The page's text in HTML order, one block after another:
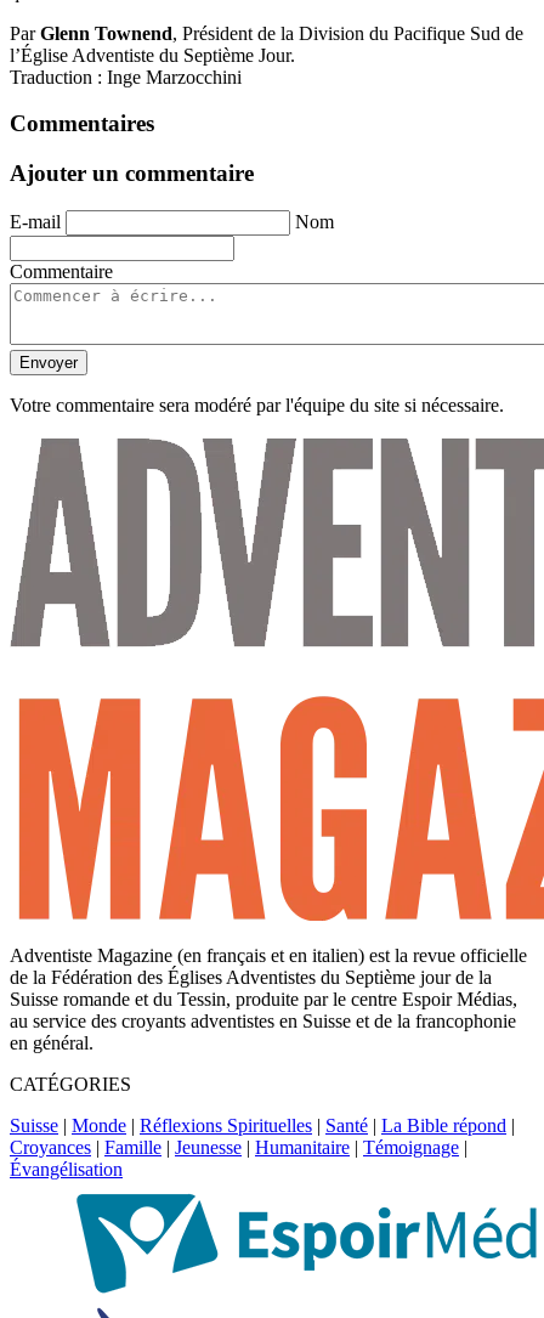
ParGlenn Townend, Président de la Division du Pacifique Sud de
l’Église Adventiste du Septième Jour.
Traduction : Inge Marzocchini
Commentaires
Ajouter un commentaire
E-mail Nom
Commentaire
Envoyer
Votre commentaire sera modéré par l'équipe du site si nécessaire.
Adventiste Magazine (en français et en italien) est la revue officielle
de la Fédération des Églises Adventistes du Septième jour de la
Suisse romande et du Tessin, produite par le centre Espoir Médias,
au service des croyants adventistes en Suisse et de la francophonie
en général.
CATÉGORIES
Suisse | Monde | Réflexions Spirituelles | Santé | La Bible répond |
Croyances | Famille | Jeunesse | Humanitaire | Témoignage |
Évangélisation